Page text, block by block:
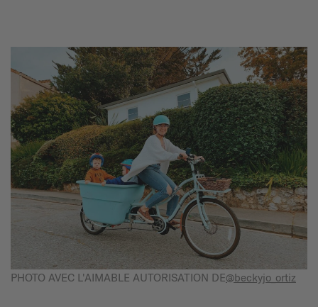
PHOTO AVEC L'AIMABLE AUTORISATION DE@beckyjo_ortiz